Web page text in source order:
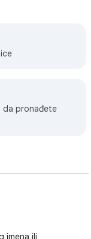
da pronađete
imena ili